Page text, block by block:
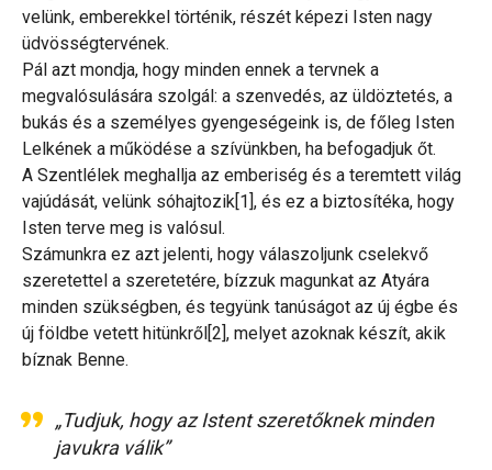
velünk, emberekkel történik, részét képezi Isten nagy
üdvösségtervének.
Pál azt mondja, hogy minden ennek a tervnek a
megvalósulására szolgál: a szenvedés, az üldöztetés, a
bukás és a személyes gyengeségeink is, de főleg Isten
Lelkének a működése a szívünkben, ha befogadjuk őt.
A Szentlélek meghallja az emberiség és a teremtett világ
vajúdását, velünk sóhajtozik[1], és ez a biztosítéka, hogy
Isten terve meg is valósul.
Számunkra ez azt jelenti, hogy válaszoljunk cselekvő
szeretettel a szeretetére, bízzuk magunkat az Atyára
minden szükségben, és tegyünk tanúságot az új égbe és
új földbe vetett hitünkről[2], melyet azoknak készít, akik
bíznak Benne.
„Tudjuk, hogy az Istent szeretőknek minden
javukra válik”